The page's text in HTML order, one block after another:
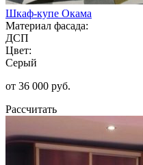
Шкаф-купе Окама
Материал фасада:
ДСП
Цвет:
Серый
от 36 000 руб.
Рассчитать